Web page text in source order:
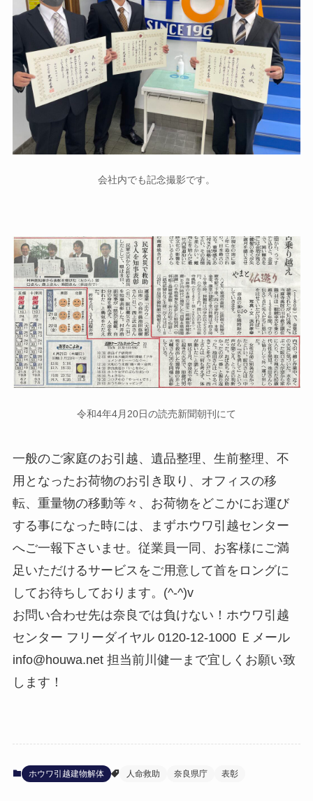
会社内でも記念撮影です。
令和4年4月20日の読売新聞朝刊にて
一般のご家庭のお引越、遺品整理、生前整理、不
用となったお荷物のお引き取り、オフィスの移
転、重量物の移動等々、お荷物をどこかにお運び
する事になった時には、まずホウワ引越センター
へご一報下さいませ。従業員一同、お客様にご満
足いただけるサービスをご用意して首をロングに
してお待ちしております。(^-^)v
お問い合わせ先は奈良では負けない！ホウワ引越
センター フリーダイヤル 0120-12-1000 Ｅメール
info@houwa.net 担当前川健一まで宜しくお願い致
します！
ホウワ引越建物解体 人命救助 奈良県庁 表彰